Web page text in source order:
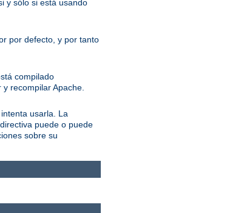
y sólo si está usando
por defecto, y por tanto
compilado
recompilar Apache.
usarla. La
puede o puede
sobre su